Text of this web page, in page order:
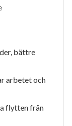
bättre
arbetet och
flytten från